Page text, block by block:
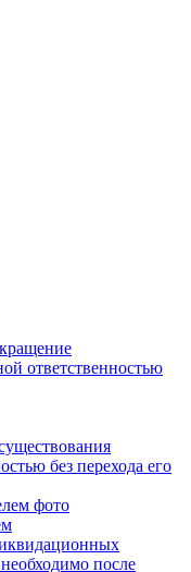
ответственностью
без перехода его
после